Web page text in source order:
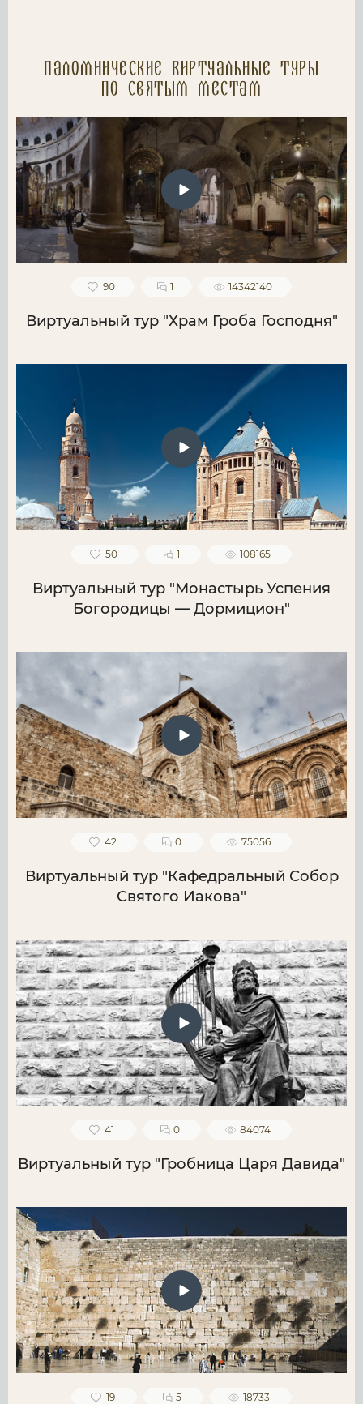
Паломнические Виртуальные туры
по святым местам
90 1 14342140
Виртуальный тур "Храм Гроба Господня"
50 1 108165
Виртуальный тур "Монастырь Успения
Богородицы — Дормицион"
42 0 75056
Виртуальный тур "Кафедральный Собор
Святого Иакова"
41 0 84074
Виртуальный тур "Гробница Царя Давида"
19 5 18733